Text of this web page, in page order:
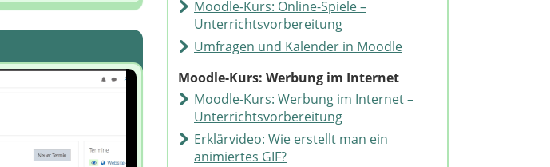
fullscreen
Moodle-Kurs: Online-Spiele –
Unterrichtsvorbereitung
Umfragen und Kalender in Moodle
Moodle-Kurs: Werbung im Internet
Moodle-Kurs: Werbung im Internet –
Unterrichtsvorbereitung
Erklärvideo: Wie erstellt man ein
animiertes GIF?